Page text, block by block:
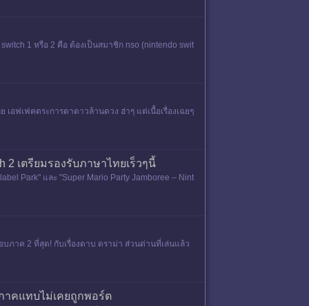
1 หรือ 2 คือ ต้องเป็นสมาชิก nso (nintendo​ swit
อฟเฟคตระการตาดาวล้านดวง ฮ่าๆ แต่เนื้อเรื่องเฉยๆ
2 เตรียม​รองรับภาษาไทยเร็วๆนี้
Park" และ "Super Mario Party Jamboree – Nint
บภาค 2 ที่สุด! กับเรื่องดาบ ดราม่า ส่วนด่านที่เล่นแล้ว
าคแทบไม่เคยถูกพอร์ต